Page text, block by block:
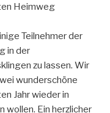
Heimweg
Teilnehmer der
in der
zu lassen. Wir
wunderschöne
Jahr wieder in
wollen. Ein herzlicher